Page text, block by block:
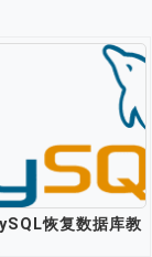
恢复数据库教